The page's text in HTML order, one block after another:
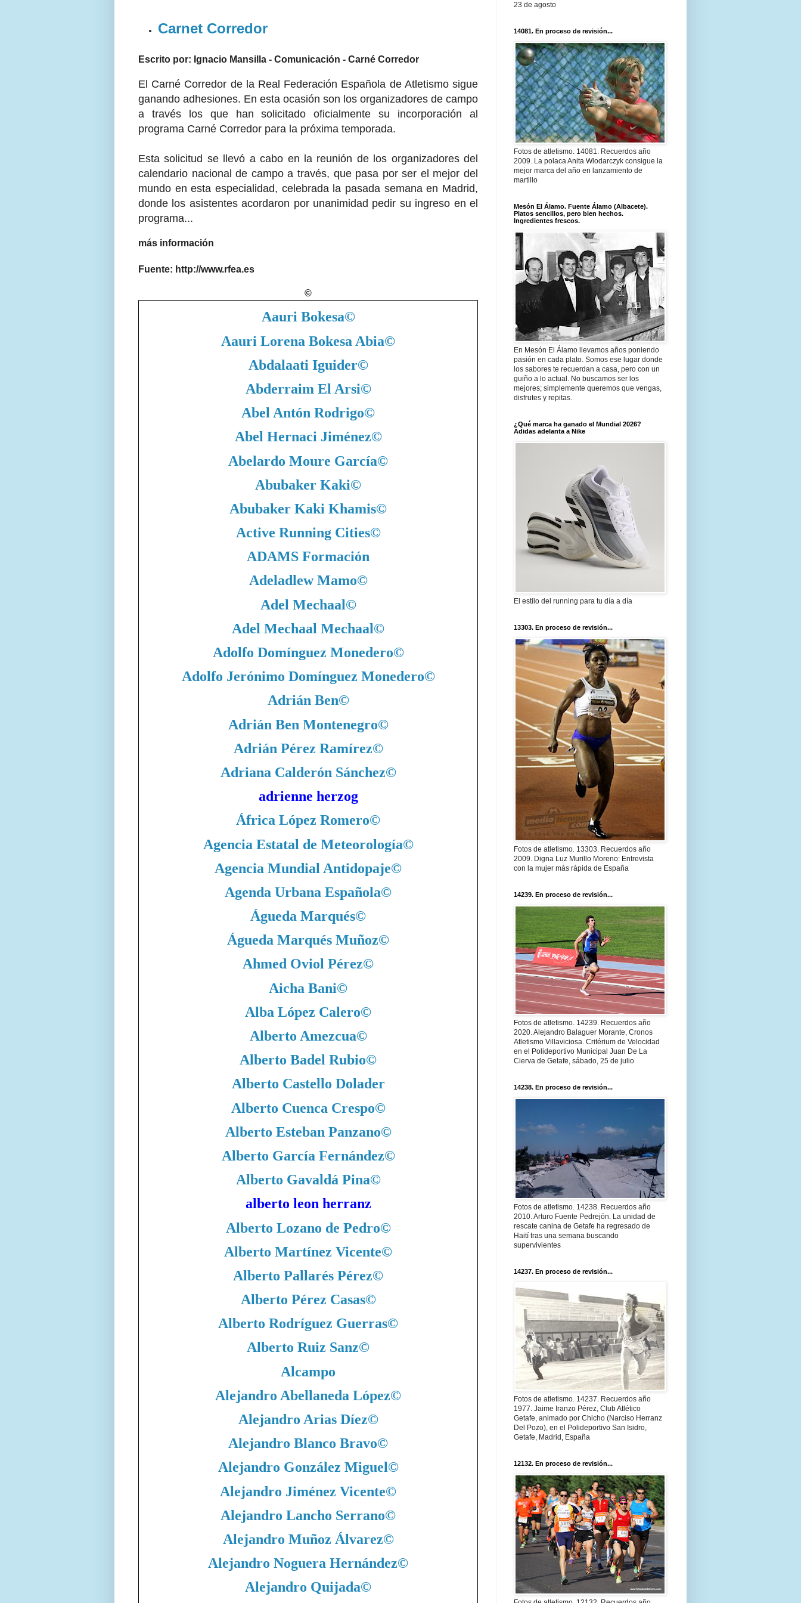
Carnet Corredor
Escrito por: Ignacio Mansilla - Comunicación - Carné Corredor
El Carné Corredor de la Real Federación Española de Atletismo sigue
ganando adhesiones. En esta ocasión son los organizadores de campo
a través los que han solicitado oficialmente su incorporación al
programa Carné Corredor para la próxima temporada.
Esta solicitud se llevó a cabo en la reunión de los organizadores del
calendario nacional de campo a través, que pasa por ser el mejor del
mundo en esta especialidad, celebrada la pasada semana en Madrid,
donde los asistentes acordaron por unanimidad pedir su ingreso en el
programa...
más información
Fuente: http://www.rfea.es
©
Aauri Bokesa©
Aauri Lorena Bokesa Abia©
Abdalaati Iguider©
Abderraim El Arsi©
Abel Antón Rodrigo©
Abel Hernaci Jiménez©
Abelardo Moure García©
Abubaker Kaki©
Abubaker Kaki Khamis©
Active Running Cities©
ADAMS Formación
Adeladlew Mamo©
Adel Mechaal©
Adel Mechaal Mechaal©
Adolfo Domínguez Monedero©
Adolfo Jerónimo Domínguez Monedero©
Adrián Ben©
Adrián Ben Montenegro©
Adrián Pérez Ramírez©
Adriana Calderón Sánchez©
adrienne herzog
África López Romero©
Agencia Estatal de Meteorología©
Agencia Mundial Antidopaje©
Agenda Urbana Española©
Águeda Marqués©
Águeda Marqués Muñoz©
Ahmed Oviol Pérez©
Aicha Bani©
Alba López Calero©
Alberto Amezcua©
Alberto Badel Rubio©
Alberto Castello Dolader
Alberto Cuenca Crespo©
Alberto Esteban Panzano©
Alberto García Fernández©
Alberto Gavaldá Pina©
alberto leon herranz
Alberto Lozano de Pedro©
Alberto Martínez Vicente©
Alberto Pallarés Pérez©
Alberto Pérez Casas©
Alberto Rodríguez Guerras©
Alberto Ruiz Sanz©
Alcampo
Alejandro Abellaneda López©
Alejandro Arias Díez©
Alejandro Blanco Bravo©
Alejandro González Miguel©
Alejandro Jiménez Vicente©
Alejandro Lancho Serrano©
Alejandro Muñoz Álvarez©
Alejandro Noguera Hernández©
Alejandro Quijada©
23 de agosto
14081. En proceso de revisión...
Fotos de atletismo. 14081. Recuerdos año
2009. La polaca Anita Wlodarczyk consigue la
mejor marca del año en lanzamiento de
martillo
Mesón El Álamo. Fuente Álamo (Albacete).
Platos sencillos, pero bien hechos.
Ingredientes frescos.
En Mesón El Álamo llevamos años poniendo
pasión en cada plato. Somos ese lugar donde
los sabores te recuerdan a casa, pero con un
guiño a lo actual. No buscamos ser los
mejores; simplemente queremos que vengas,
disfrutes y repitas.
¿Qué marca ha ganado el Mundial 2026?
Adidas adelanta a Nike
El estilo del running para tu día a día
13303. En proceso de revisión...
Fotos de atletismo. 13303. Recuerdos año
2009. Digna Luz Murillo Moreno: Entrevista
con la mujer más rápida de España
14239. En proceso de revisión...
Fotos de atletismo. 14239. Recuerdos año
2020. Alejandro Balaguer Morante, Cronos
Atletismo Villaviciosa. Critérium de Velocidad
en el Polideportivo Municipal Juan De La
Cierva de Getafe, sábado, 25 de julio
14238. En proceso de revisión...
Fotos de atletismo. 14238. Recuerdos año
2010. Arturo Fuente Pedrejón. La unidad de
rescate canina de Getafe ha regresado de
Haití tras una semana buscando
supervivientes
14237. En proceso de revisión...
Fotos de atletismo. 14237. Recuerdos año
1977. Jaime Iranzo Pérez, Club Atlético
Getafe, animado por Chicho (Narciso Herranz
Del Pozo), en el Polideportivo San Isidro,
Getafe, Madrid, España
12132. En proceso de revisión...